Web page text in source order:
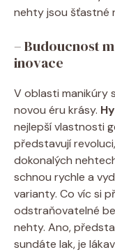
nehty jsou šťastné
– Budoucnost
inovace
V oblasti manikúry
novou éru krásy.
nejlepší vlastnosti
představují
dokonalých
schnou rychle a
varianty. Co víc si
odstraňovatelné
nehty. Ano,
sundáte lak, je